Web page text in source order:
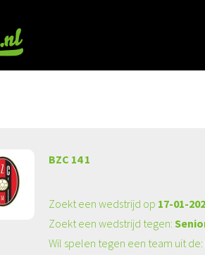
BZC 14 1
Zoekt een wedstrijd op 17-01-
Zoekt een wedstrijd tegen:
Wil spelen tegen een team uit de: